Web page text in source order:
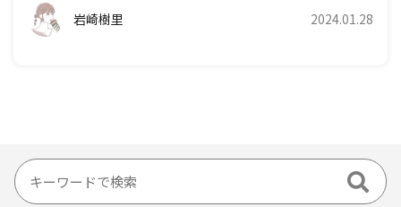
岩崎樹里 2024.01.28